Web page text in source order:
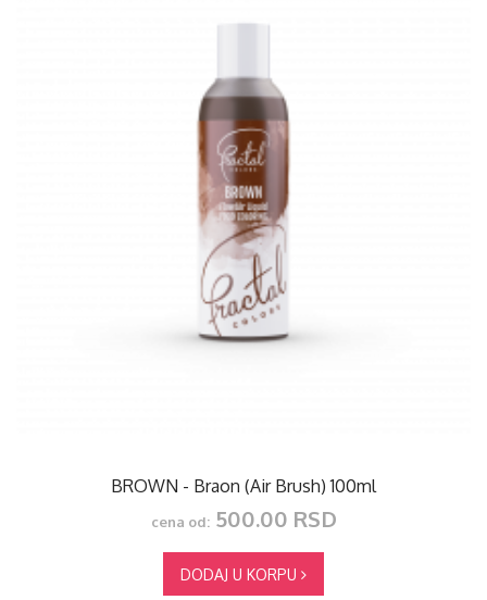
BROWN - Braon (Air Brush) 100ml
cena od:500.00 RSD
DODAJ U KORPU